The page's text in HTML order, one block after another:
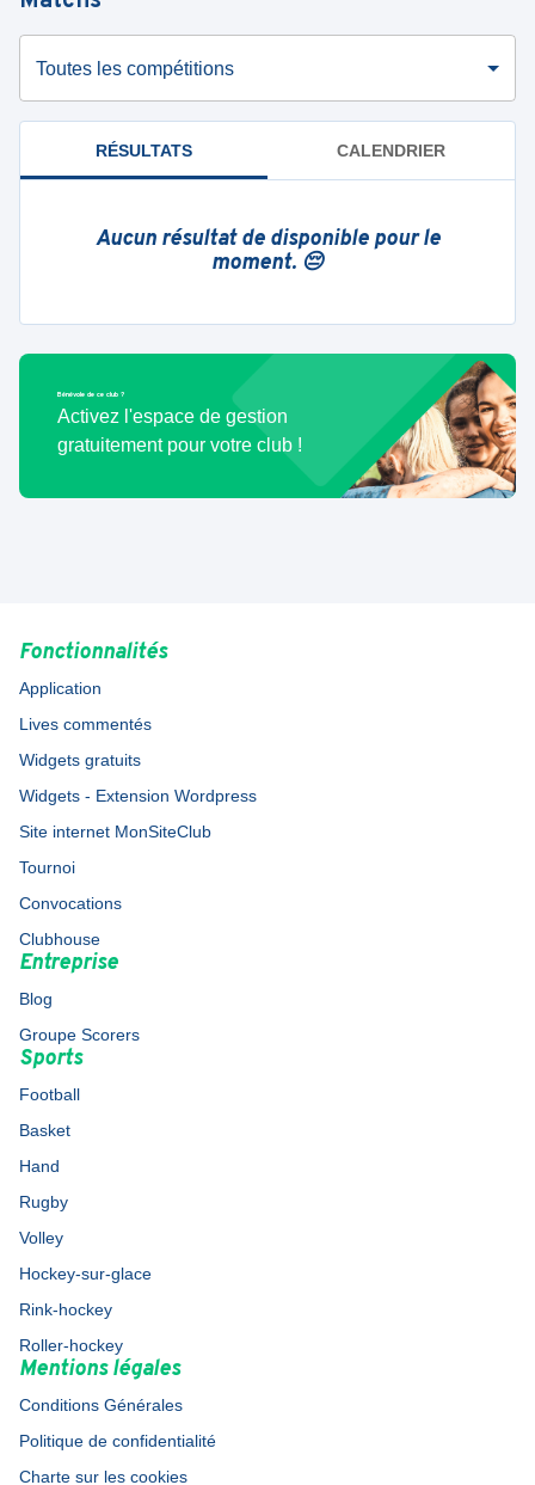
Toutes les compétitions
RÉSULTATS CALENDRIER
Aucun résultat de disponible pour le
moment. 😔
Bénévole de ce club ?
Activez l'espace de gestion
gratuitement pour votre club !
Fonctionnalités
Application
Lives commentés
Widgets gratuits
Widgets - Extension Wordpress
Site internet MonSiteClub
Tournoi
Convocations
Clubhouse
Entreprise
Blog
Groupe Scorers
Sports
Football
Basket
Hand
Rugby
Volley
Hockey-sur-glace
Rink-hockey
Roller-hockey
Mentions légales
Conditions Générales
Politique de confidentialité
Charte sur les cookies